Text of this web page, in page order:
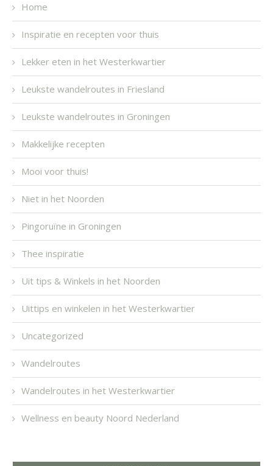
Home
Inspiratie en recepten voor thuis
Lekker eten in het Westerkwartier
Leukste wandelroutes in Friesland
Leukste wandelroutes in Groningen
Makkelijke recepten
Mooi voor thuis!
Niet in het Noorden
Pingoruïne in Groningen
Thee inspiratie
Uit tips & Winkels in het Noorden
Uittips en winkelen in het Westerkwartier
Uncategorized
Wandelroutes
Wandelroutes in het Westerkwartier
Wellness en beauty Noord Nederland